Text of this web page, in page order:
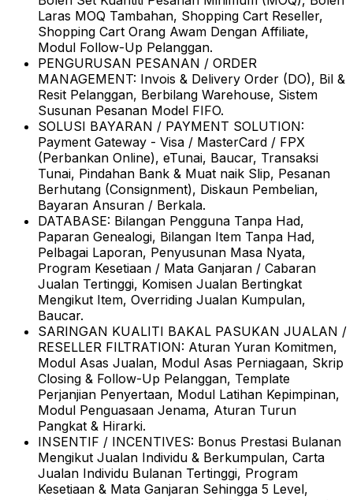
Laras MOQ Tambahan, Shopping Cart Reseller,
Shopping Cart Orang Awam Dengan Affiliate,
Modul Follow-Up Pelanggan.
PENGURUSAN PESANAN / ORDER
MANAGEMENT: Invois & Delivery Order (DO), Bil &
Resit Pelanggan, Berbilang Warehouse, Sistem
Susunan Pesanan Model FIFO.
SOLUSI BAYARAN / PAYMENT SOLUTION:
Payment Gateway - Visa / MasterCard / FPX
(Perbankan Online), eTunai, Baucar, Transaksi
Tunai, Pindahan Bank & Muat naik Slip, Pesanan
Berhutang (Consignment), Diskaun Pembelian,
Bayaran Ansuran / Berkala.
DATABASE: Bilangan Pengguna Tanpa Had,
Paparan Genealogi, Bilangan Item Tanpa Had,
Pelbagai Laporan, Penyusunan Masa Nyata,
Program Kesetiaan / Mata Ganjaran / Cabaran
Jualan Tertinggi, Komisen Jualan Bertingkat
Mengikut Item, Overriding Jualan Kumpulan,
Baucar.
SARINGAN KUALITI BAKAL PASUKAN JUALAN /
RESELLER FILTRATION: Aturan Yuran Komitmen,
Modul Asas Jualan, Modul Asas Perniagaan, Skrip
Closing & Follow-Up Pelanggan, Template
Perjanjian Penyertaan, Modul Latihan Kepimpinan,
Modul Penguasaan Jenama, Aturan Turun
Pangkat & Hirarki.
INSENTIF / INCENTIVES: Bonus Prestasi Bulanan
Mengikut Jualan Individu & Berkumpulan, Carta
Jualan Individu Bulanan Tertinggi, Program
Kesetiaan & Mata Ganjaran Sehingga 5 Level,